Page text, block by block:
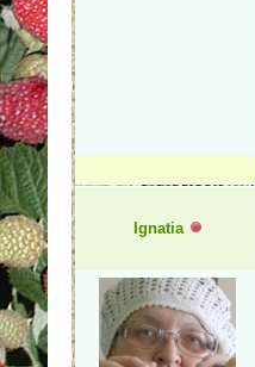
Ignatia